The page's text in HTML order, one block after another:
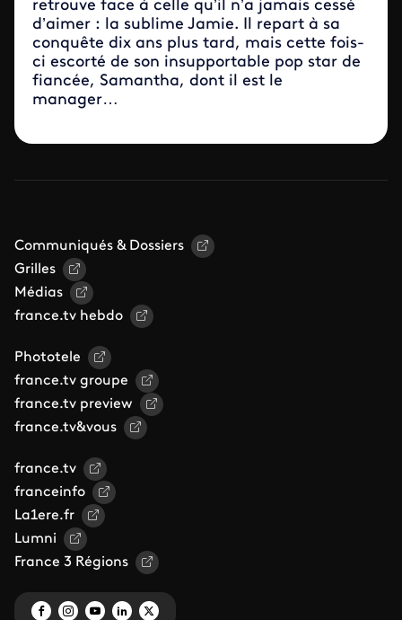
retrouve face à celle qu’il n’a jamais cessé
d’aimer : la sublime Jamie. Il repart à sa
conquête dix ans plus tard, mais cette fois-
ci escorté de son insupportable pop star de
fiancée, Samantha, dont il est le
manager…
Communiqués & Dossiers
Grilles
Médias
france.tv hebdo
Phototele
france.tv groupe
france.tv preview
france.tv&vous
france.tv
franceinfo
La1ere.fr
Lumni
France 3 Régions